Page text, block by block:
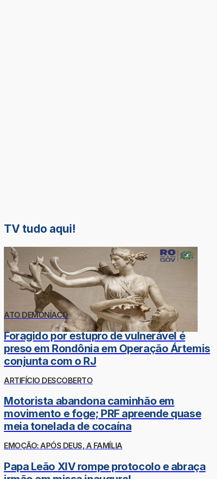
TV tudo aqui!
ATO DEMONÍACO
Foragido por estupro de vulnerável é
preso em Rondônia em Operação Ártemis
conjunta com o RJ
ARTIFÍCIO DESCOBERTO
Motorista abandona caminhão em
movimento e foge; PRF apreende quase
meia tonelada de cocaína
EMOÇÃO: APÓS DEUS, A FAMÍLIA
Papa Leão XIV rompe protocolo e abraça